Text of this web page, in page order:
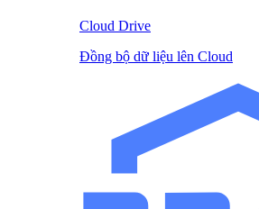
Cloud Drive
Đồng bộ dữ liệu lên Cloud